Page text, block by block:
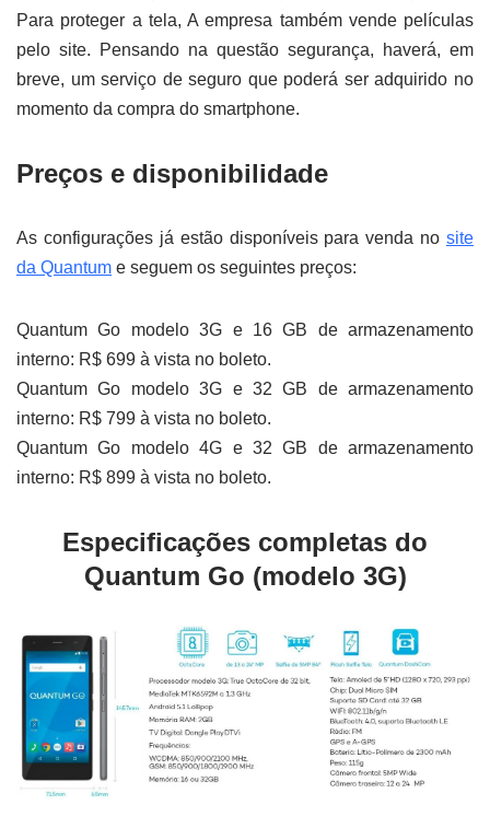
Para proteger a tela, A empresa também vende películas
pelo site. Pensando na questão segurança, haverá, em
breve, um serviço de seguro que poderá ser adquirido no
momento da compra do smartphone.
Preços e disponibilidade
As configurações já estão disponíveis para venda no site
da Quantum e seguem os seguintes preços:
Quantum Go modelo 3G e 16 GB de armazenamento
interno: R$ 699 à vista no boleto.
Quantum Go modelo 3G e 32 GB de armazenamento
interno: R$ 799 à vista no boleto.
Quantum Go modelo 4G e 32 GB de armazenamento
interno: R$ 899 à vista no boleto.
Especificações completas do
Quantum Go (modelo 3G)